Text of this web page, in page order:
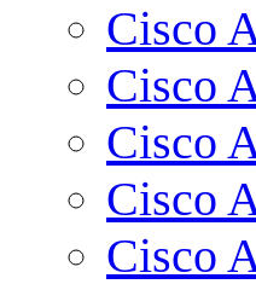
Cisco
Cisco
Cisco
Cisco
Cisco